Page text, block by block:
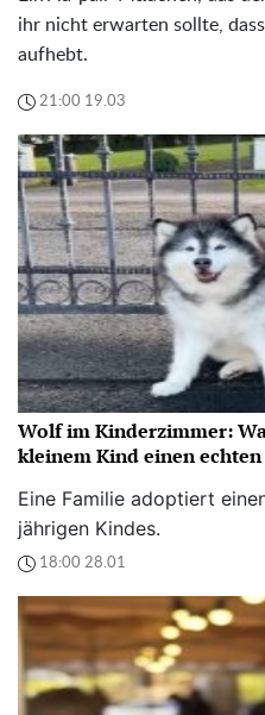
ihr nicht erwarten sollte,
aufhebt.
21:00 19.03
Wolf im Kinderzimmer:
kleinem Kind einen
Eine Familie adoptiert
jährigen Kindes.
18:00 28.01